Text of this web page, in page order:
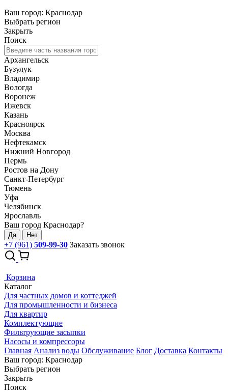
Ваш город: Краснодар
Выбрать регион
Закрыть
Поиск
Архангельск
Бузулук
Владимир
Вологда
Воронеж
Ижевск
Казань
Красноярск
Москва
Нефтекамск
Нижний Новгород
Пермь
Ростов на Дону
Санкт-Петербург
Тюмень
Уфа
Челябинск
Ярославль
Ваш город Краснодар?
Да Нет
+7 (961) 509-99-30 Заказать звонок
Корзина
Каталог
Для частных домов и коттеджей
Для промышленности и бизнеса
Для квартир
Комплектующие
Фильтрующие засыпки
Насосы и компрессоры
Главная Анализ воды Обслуживание Блог Доставка Контакты
Ваш город: Краснодар
Выбрать регион
Закрыть
Поиск